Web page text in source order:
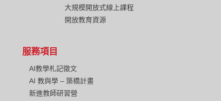
大規模開放式線上課程
開放教育資源
服務項目
AI教學札記徵文
AI 教與學 – 築橋計畫
新進教師研習營